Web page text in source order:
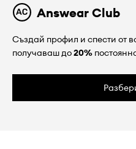
Answear Club
Създай профил и спести от
получаваш до20%